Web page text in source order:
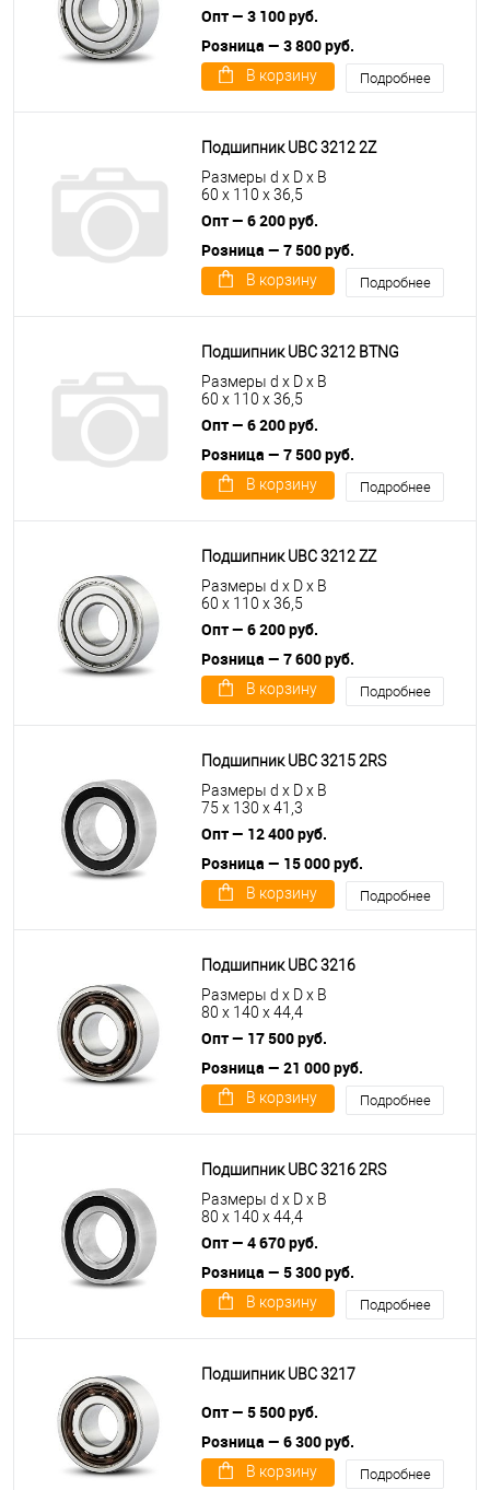
Опт — 3 100 руб.
Розница — 3 800 руб.
В корзину Подробнее
Подшипник UBC 3212 2Z
Размеры d x D x B
60 x 110 x 36,5
Опт — 6 200 руб.
Розница — 7 500 руб.
В корзину Подробнее
Подшипник UBC 3212 BTNG
Размеры d x D x B
60 x 110 x 36,5
Опт — 6 200 руб.
Розница — 7 500 руб.
В корзину Подробнее
Подшипник UBC 3212 ZZ
Размеры d x D x B
60 x 110 x 36,5
Опт — 6 200 руб.
Розница — 7 600 руб.
В корзину Подробнее
Подшипник UBC 3215 2RS
Размеры d x D x B
75 x 130 x 41,3
Опт — 12 400 руб.
Розница — 15 000 руб.
В корзину Подробнее
Подшипник UBC 3216
Размеры d x D x B
80 x 140 x 44,4
Опт — 17 500 руб.
Розница — 21 000 руб.
В корзину Подробнее
Подшипник UBC 3216 2RS
Размеры d x D x B
80 x 140 x 44,4
Опт — 4 670 руб.
Розница — 5 300 руб.
В корзину Подробнее
Подшипник UBC 3217
Опт — 5 500 руб.
Розница — 6 300 руб.
В корзину Подробнее